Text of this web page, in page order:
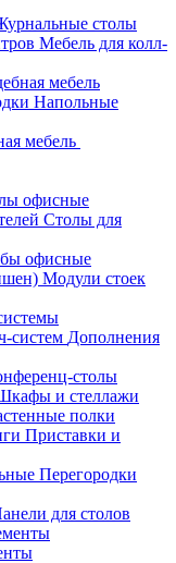
столы
Мебель для колл-
мебель
Напольные
мебель
офисные
Столы для
офисные
Модули стоек
Дополнения
столы
и стеллажи
полки
Приставки и
Перегородки
для столов